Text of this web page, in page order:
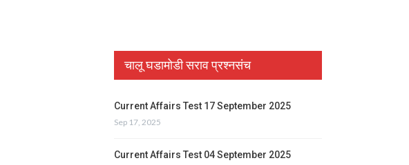
चालू घडामोडी सराव प्रश्नसंच
Current Affairs Test 17 September 2025
Sep 17, 2025
Current Affairs Test 04 September 2025